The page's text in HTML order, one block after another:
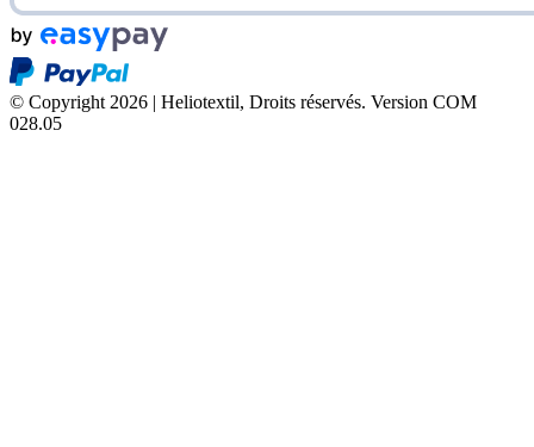
© Copyright 2026 | Heliotextil, Droits réservés. Version COM
028.05